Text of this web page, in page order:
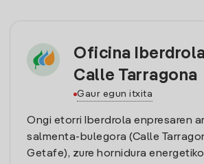
Oficina
Calle Tarragona
Gaur egun itxita
Ongi etorri Iberdrola enpresaren
salmenta-bulegora (Calle
Getafe), zure hornidura